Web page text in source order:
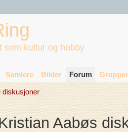
som kultur og hobby
Samlere Bilder Forum Grupper
diskusjoner
Aabøs